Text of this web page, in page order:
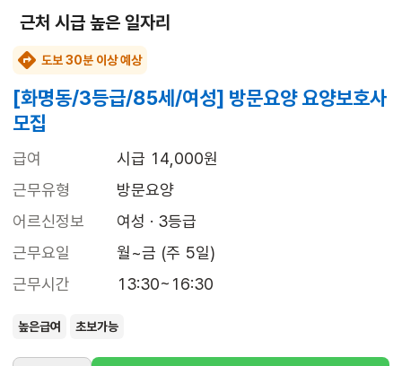
근처 시급 높은 일자리
도보 30분 이상 예상
[화명동/3등급/85세/여성] 방문요양 요양보호사
모집
급여
시급 14,000원
근무유형
방문요양
어르신정보
여성 · 3등급
근무요일
월~금 (주 5일)
근무시간
13:30~16:30
높은급여 초보가능